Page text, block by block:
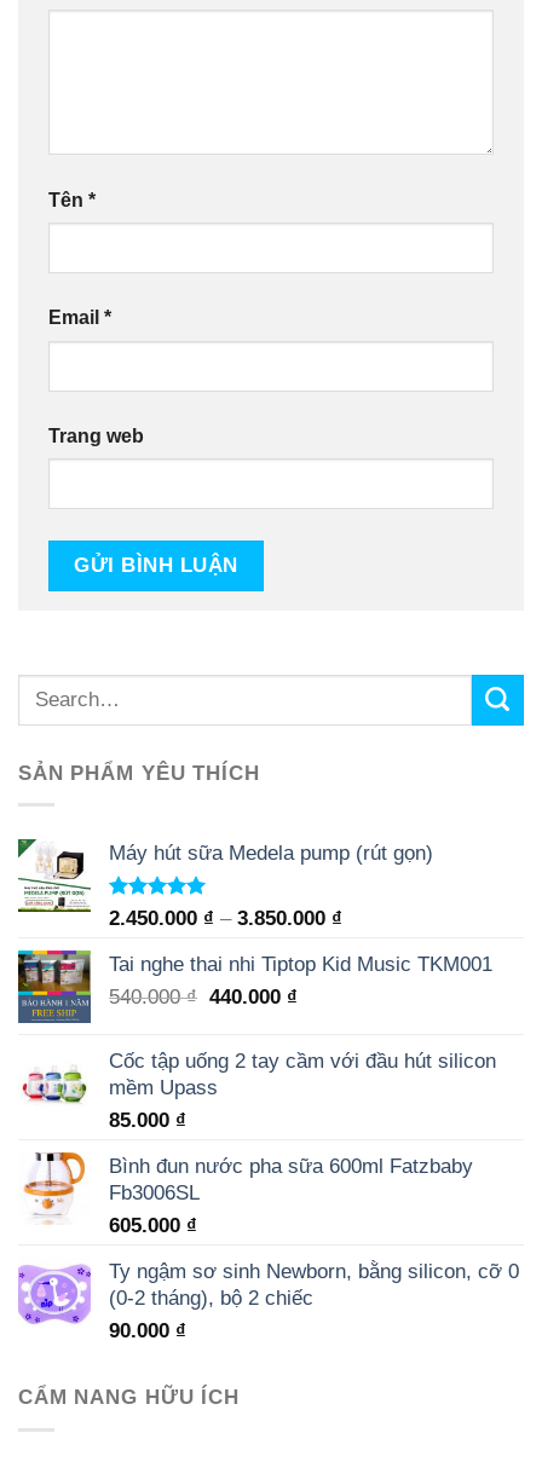
Tên *
Email *
Trang web
SẢN PHẨM YÊU THÍCH
Máy hút sữa Medela pump (rút gọn)
Rated 5.00
2.450.000 ₫ – 3.850.000 ₫
Tai nghe thai nhi Tiptop Kid Music TKM001
540.000₫ 440.000 ₫
Cốc tập uống 2 tay cầm với đầu hút silicon
mềm Upass
85.000 ₫
Bình đun nước pha sữa 600ml Fatzbaby
Fb3006SL
605.000 ₫
Ty ngậm sơ sinh Newborn, bằng silicon, cỡ 0
(0-2 tháng), bộ 2 chiếc
90.000 ₫
CẨM NANG HỮU ÍCH